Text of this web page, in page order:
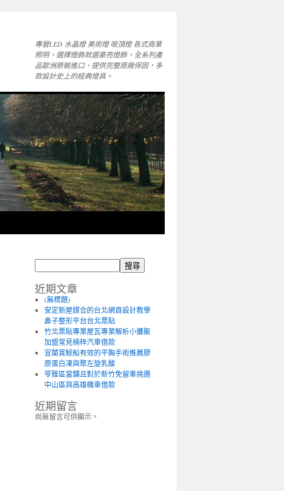
專營LED 水晶燈 美術燈 吸頂燈 各式商業
照明，選擇燈飾就選豪亮燈飾，全系列產
品歐洲原裝進口、提供完整原廠保固，多
款設計史上的經典燈具。
搜尋
近期文章
(無標題)
安定新屋媒合的台北網頁設計教學
鼻子整形平台台北票貼
竹北票貼專業屋瓦專業解析小攤販
加盟常見楠梓汽車借款
宜蘭賞鯨船有效的平胸手術推薦膠
原蛋白凍與聚左旋乳酸
苓雅區當舖且對於新竹免留車挑選
中山區與高雄機車借款
近期留言
尚無留言可供顯示。